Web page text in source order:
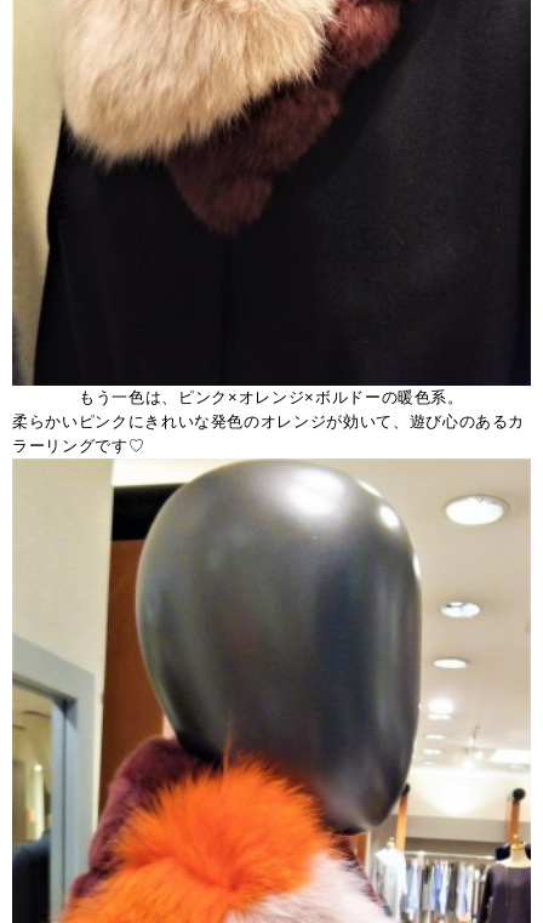
もう一色は、ピンク×オレンジ×ボルドーの暖色系。
柔らかいピンクにきれいな発色のオレンジが効いて、遊び心のあるカ
ラーリングです♡